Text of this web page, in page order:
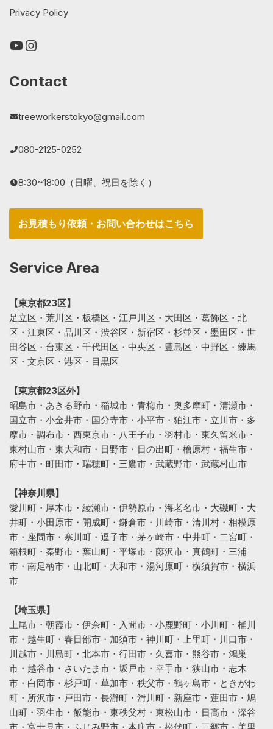
Privacy Policy
Contact
treeworkerstokyo@gmail.com
080-2125-0252
8:30~18:00（日曜、祝日を除く）
お見積もり依頼・お問い合わせはこちら
Service Area
【東京都23区】
足立区・荒川区・板橋区・江戸川区・大田区・葛飾区・北
区・江東区・品川区・渋谷区・新宿区・杉並区・墨田区・世
田谷区・台東区・千代田区・中央区・豊島区・中野区・練馬
区・文京区・港区・目黒区
【東京都23区外】
昭島市・あきる野市・稲城市・青梅市・奥多摩町・清瀬市・
国立市・小金井市・国分寺市・小平市・狛江市・立川市・多
摩市・調布市・西東京市・八王子市・羽村市・東久留米市・
東村山市・東大和市・日野市・日の出町・檜原村・福生市・
府中市・町田市・瑞穂町・三鷹市・武蔵野市・武蔵村山市
【神奈川県】
愛川町・厚木市・綾瀬市・伊勢原市・海老名市・大磯町・大
井町・小田原市・開成町・鎌倉市・川崎市・清川村・相模原
市・座間市・寒川町・逗子市・茅ヶ崎市・中井町・二宮町・
箱根町・秦野市・葉山町・平塚市・藤沢市・真鶴町・三浦
市・南足柄市・山北町・大和市・湯河原町・横須賀市・横浜
市
【埼玉県】
上尾市・朝霞市・伊奈町・入間市・小鹿野町・小川町・桶川
市・越生町・春日部市・加須市・神川町・上里町・川口市・
川越市・川島町・北本市・行田市・久喜市・熊谷市・鴻巣
市・越谷市・さいたま市・坂戸市・幸手市・狭山市・志木
市・白岡市・杉戸町・草加市・秩父市・鶴ヶ島市・ときがわ
町・所沢市・戸田市・長瀞町・滑川町・新座市・蓮田市・鳩
山町・羽生市・飯能市・東秩父村・東松山市・日高市・深谷